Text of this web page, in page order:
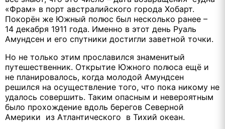
«Фрам» в порт австралийского города Хобарт.
Покорён же Южный полюс был несколько ранее –
14 декабря 1911 года. Именно в этот день Руаль
Амундсен и его спутники достигли заветной точки.
Но не только этим прославился знаменитый
путешественник. Открытие Южного полюса ещё и
не планировалось, когда молодой Амундсен
решился на осуществление того, что пока никому не
удалось совершить. Таким опасным и невероятным
было прохождение вдоль берегов Северной
Америки из Атлантического в Тихий океан.